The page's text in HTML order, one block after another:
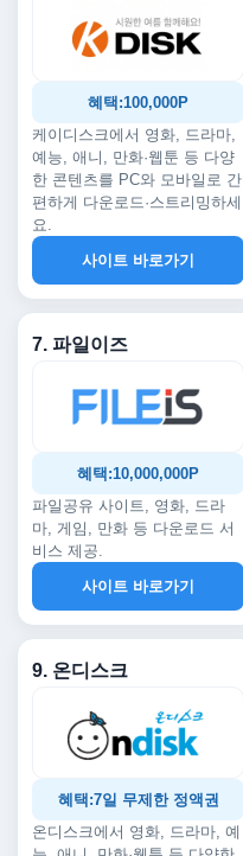
혜택:100,000P
케이디스크에서 영화, 드라마,
예능, 애니, 만화·웹툰 등 다양
한 콘텐츠를 PC와 모바일로 간
편하게 다운로드·스트리밍하세
요.
사이트 바로가기
7. 파일이즈
혜택:10,000,000P
파일공유 사이트, 영화, 드라
마, 게임, 만화 등 다운로드 서
비스 제공.
사이트 바로가기
9. 온디스크
혜택:7일 무제한 정액권
온디스크에서 영화, 드라마, 예